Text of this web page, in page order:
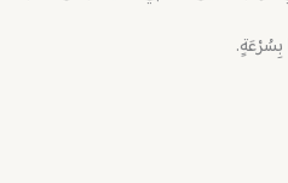
بِسُرْعَةٍ.